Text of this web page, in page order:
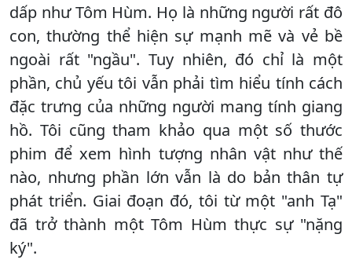
dấp như Tôm Hùm. Họ là những người rất đô
con, thường thể hiện sự mạnh mẽ và vẻ bề
ngoài rất "ngầu". Tuy nhiên, đó chỉ là một
phần, chủ yếu tôi vẫn phải tìm hiểu tính cách
đặc trưng của những người mang tính giang
hồ. Tôi cũng tham khảo qua một số thước
phim để xem hình tượng nhân vật như thế
nào, nhưng phần lớn vẫn là do bản thân tự
phát triển. Giai đoạn đó, tôi từ một "anh Tạ"
đã trở thành một Tôm Hùm thực sự "nặng
ký".